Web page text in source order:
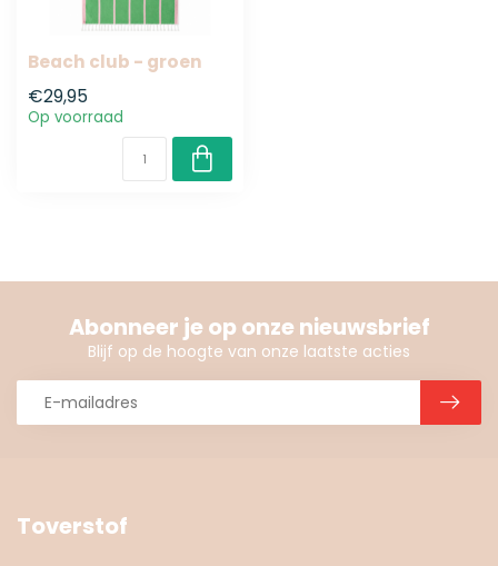
Beach club - groen
€29,95
Op voorraad
Abonneer je op onze nieuwsbrief
Blijf op de hoogte van onze laatste acties
Toverstof